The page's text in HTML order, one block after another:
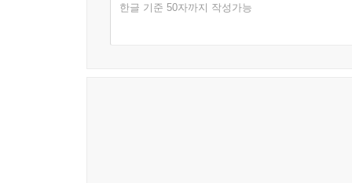
한글 기준 50자까지 작성가능